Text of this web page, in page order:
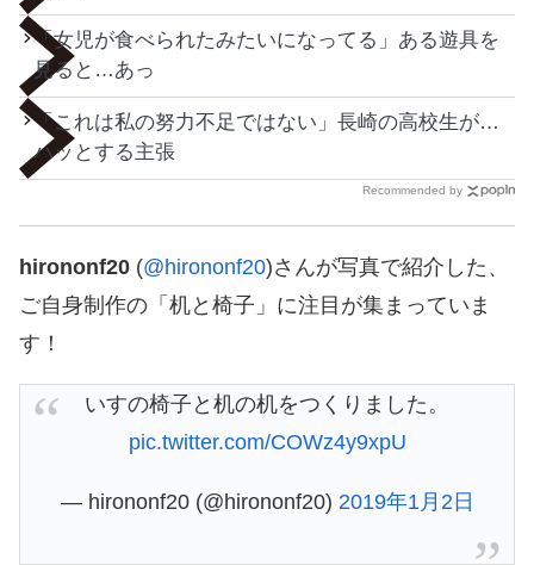
「女児が食べられたみたいになってる」ある遊具を
見ると…あっ
「これは私の努力不足ではない」長崎の高校生が…
ハッとする主張
Recommended by
hirononf20 (@hirononf20)さんが写真で紹介した、
ご自身制作の「机と椅子」に注目が集まっていま
す！
いすの椅子と机の机をつくりました。
pic.twitter.com/COWz4y9xpU
— hirononf20 (@hirononf20) 2019年1月2日